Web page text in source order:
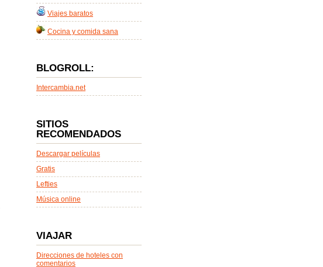
Viajes baratos
Cocina y comida sana
BLOGROLL:
Intercambia.net
SITIOS
RECOMENDADOS
Descargar películas
Gratis
Lefties
Música online
VIAJAR
Direcciones de hoteles con
comentarios